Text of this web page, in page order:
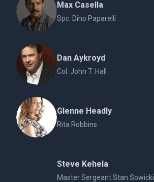
Max Casella
Spc. Dino Paparelli
Dan Aykroyd
Col. John T. Hall
Glenne Headly
Rita Robbins
Steve Kehela
Master Sergeant Stan Sowicki